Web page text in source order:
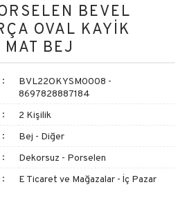
BEVEL
OVAL KAYIK
BEJ
BVL22OKYSM0008 -
8697828887184
2 Kişilik
Bej - Diğer
Dekorsuz - Porselen
E Ticaret ve Mağazalar - İç Pazar